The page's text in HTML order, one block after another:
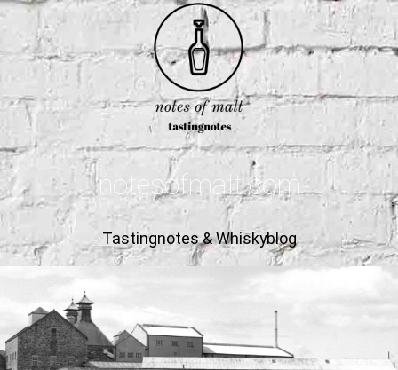
notesofmalt.com
Tastingnotes & Whiskyblog